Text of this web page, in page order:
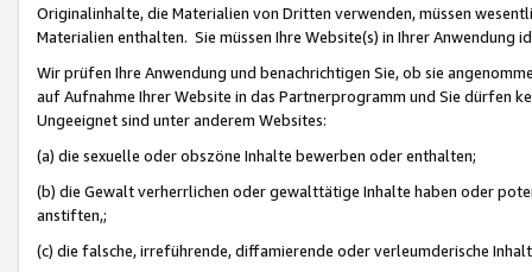
Originalinhalte, die Materialien von Dritten verwenden, müssen
Materialien enthalten. Sie müssen Ihre Website(s) in Ihrer Anwendung
Wir prüfen Ihre Anwendung und benachrichtigen Sie, ob sie
auf Aufnahme Ihrer Website in das Partnerprogramm und Sie dürfen
Ungeeignet sind unter anderem Websites:
(a) die sexuelle oder obszöne Inhalte bewerben oder enthalten;
(b) die Gewalt verherrlichen oder gewalttätige Inhalte haben oder
anstiften,;
(c) die falsche, irreführende, diffamierende oder verleumderische